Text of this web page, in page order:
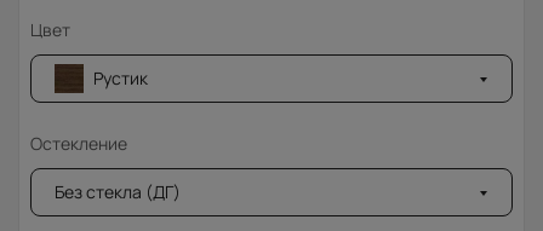
Цвет
Рустик
Остекление
Без стекла (ДГ)